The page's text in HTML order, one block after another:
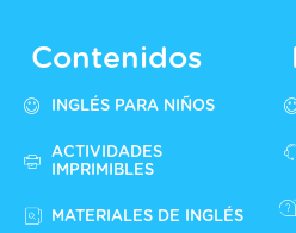
Contenidos
INGLÉS PARA NIÑOS
ACTIVIDADES
IMPRIMIBLES
MATERIALES DE INGLÉS